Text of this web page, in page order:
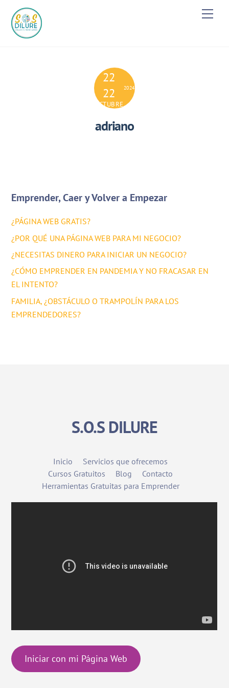
content
22
22
OCTUBRE
2024
adriano
Emprender, Caer y Volver a Empezar
¿PÁGINA WEB GRATIS?
¿POR QUÉ UNA PÁGINA WEB PARA MI NEGOCIO?
¿NECESITAS DINERO PARA INICIAR UN NEGOCIO?
¿CÓMO EMPRENDER EN PANDEMIA Y NO FRACASAR EN
EL INTENTO?
FAMILIA, ¿OBSTÁCULO O TRAMPOLÍN PARA LOS
EMPRENDEDORES?
S.O.S DILURE
Inicio
Servicios que ofrecemos
Cursos Gratuitos
Blog
Contacto
Herramientas Gratuitas para Emprender
Iniciar con mi Página Web